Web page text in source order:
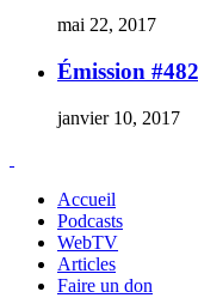
mai 22, 2017
Émission
janvier 10, 2017
Accueil
Podcasts
WebTV
Articles
Faire un don